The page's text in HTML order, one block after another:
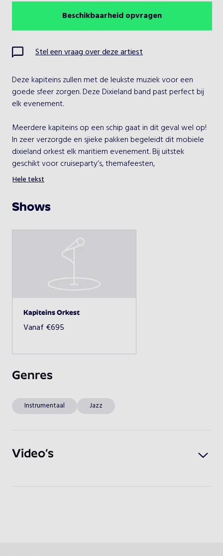
Vorige maand
Augustus 2026
Volgende maand
5 7 9
19 22
24 25 26 27 28 29 30
31
Beschikbaarheid opvragen
Beschikbaarheid opvragen
Stel een vraag over deze artiest
Deze kapiteins zullen met de leukste muziek voor een
goede sfeer zorgen. Deze Dixieland band past perfect bij
elk evenement.
Meerdere kapiteins op een schip gaat in dit geval wel op!
In zeer verzorgde en sjieke pakken begeleidt dit mobiele
dixieland orkest elk maritiem evenement. Bij uitstek
geschikt voor cruiseparty’s, themafeesten,
De heren zijn
zeewaardig!
Vrolijk en gezellig. Dixieland tovert een glimlach op ieder
vrolijk. Een looporkest is geschikt voor ieder evenement,
dixieland, jazzband, kapitein, kapiteinsorkest, maritiem,
matroos, scheepvaart, sjiek, wit
Hele tekst
Shows
Kapiteins Orkest
Vanaf €695
Genres
Instrumentaal Jazz
Video’s